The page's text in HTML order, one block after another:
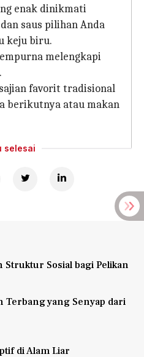
enak dinikmati
saus pilihan Anda
keju biru.
melengkapi
favorit tradisional
berikutnya atau makan
selesai
Sosial bagi Pelikan
yang Senyap dari
di Alam Liar